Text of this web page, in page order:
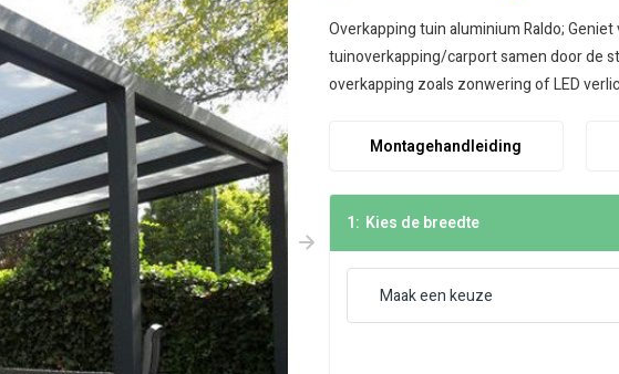
Overkapping tuin aluminium Raldo;
tuinoverkapping/carport samen door de
overkapping zoals zonwering of LED
Montagehandleiding
1: Kies de breedte